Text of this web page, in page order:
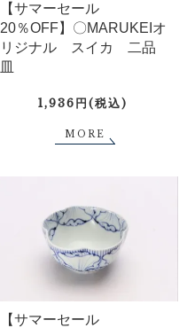
【サマーセール
20％OFF】〇MARUKEIオ
リジナル スイカ 二品
皿
1,936円(税込)
MORE
【サマーセール